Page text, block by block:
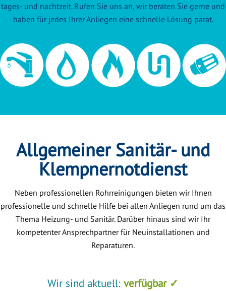
tages- und nachtzeit. Rufen Sie uns an, wir beraten Sie gerne und
haben für jedes Ihrer Anliegen eine schnelle Lösung parat.
Allgemeiner Sanitär- und
Klempnernotdienst
Neben professionellen Rohrreinigungen bieten wir Ihnen
professionelle und schnelle Hilfe bei allen Anliegen rund um das
Thema Heizung- und Sanitär. Darüber hinaus sind wir Ihr
kompetenter Ansprechpartner für Neuinstallationen und
Reparaturen.
Wir sind aktuell: verfügbar ✓